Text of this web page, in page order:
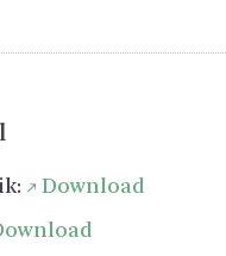
Down­load